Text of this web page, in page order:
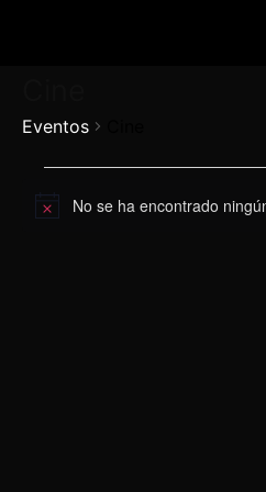
Eventos
Eventos
Aviso No se ha encontrado